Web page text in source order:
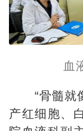
血
“骨髓就
产红细胞、